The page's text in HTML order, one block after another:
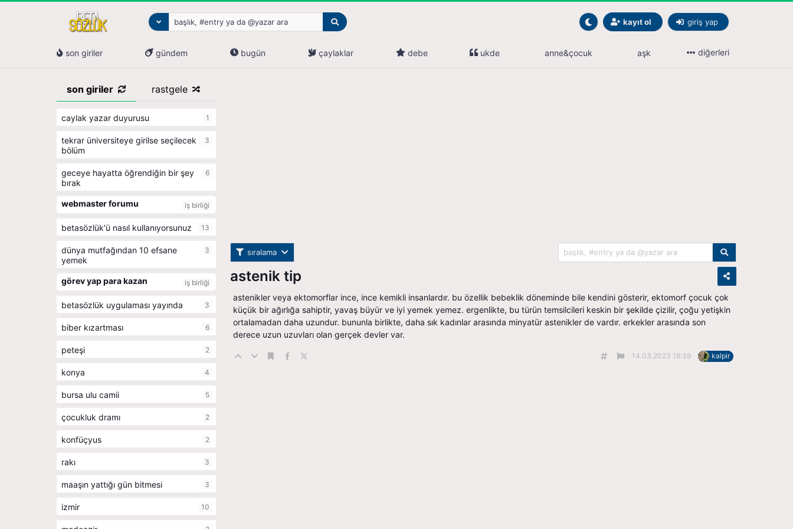
kayıt ol giriş yap
son giriler gündem bugün çaylaklar debe ukde anne&çocuk aşk diğerleri
son giriler rastgele
caylak yazar duyurusu 1
tekrar üniversiteye girilse seçilecek
bölüm
3
geceye hayatta öğrendiğin bir şey
bırak
6
webmaster forumu iş birliği
betasözlük'ü nasıl kullanıyorsunuz 13
dünya mutfağından 10 efsane
yemek
3
görev yap para kazan iş birliği
betasözlük uygulaması yayında 3
biber kızartması 6
peteşi 2
konya 4
bursa ulu camii 5
çocukluk dramı 2
konfüçyus 2
rakı 3
maaşın yattığı gün bitmesi 3
izmir 10
sıralama
astenik tip
astenikler veya ektomorflar ince, ince kemikli insanlardır. bu özellik bebeklik döneminde bile kendini gösterir, ektomorf çocuk çok
küçük bir ağırlığa sahiptir, yavaş büyür ve iyi yemek yemez. ergenlikte, bu türün temsilcileri keskin bir şekilde çizilir, çoğu yetişkin
ortalamadan daha uzundur. bununla birlikte, daha sık kadınlar arasında minyatür astenikler de vardır. erkekler arasında son
derece uzun uzuvları olan gerçek devler var.
14.03.2023 18:39 kalpir